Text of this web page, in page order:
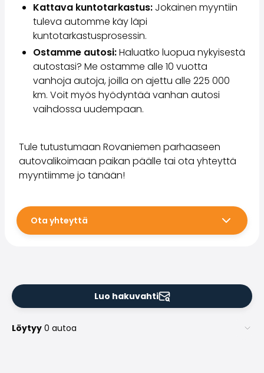
Kattava kuntotarkastus: Jokainen myyntiin
tuleva automme käy läpi
kuntotarkastusprosessin.
Ostamme autosi:Haluatko luopua nykyisestä
autostasi? Me ostamme alle 10 vuotta
vanhoja autoja, joilla on ajettu alle 225 000
km. Voit myös hyödyntää vanhan autosi
vaihdossa uudempaan.
Tule tutustumaan Rovaniemen parhaaseen
autovalikoimaan paikan päälle tai ota yhteyttä
myyntiimme jo tänään!
Ota yhteyttä
Luo hakuvahti
Löytyy 0 autoa